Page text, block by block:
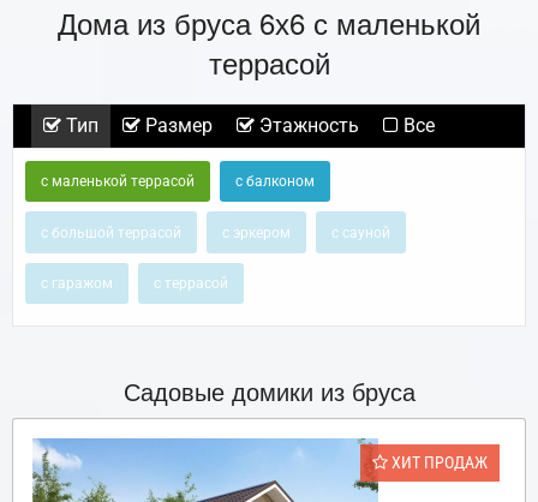
Дома из бруса 6х6 с маленькой
террасой
Тип Размер Этажность Все
с маленькой террасой с балконом
с большой террасой с эркером с сауной
с гаражом с террасой
Садовые домики из бруса
ХИТ ПРОДАЖ